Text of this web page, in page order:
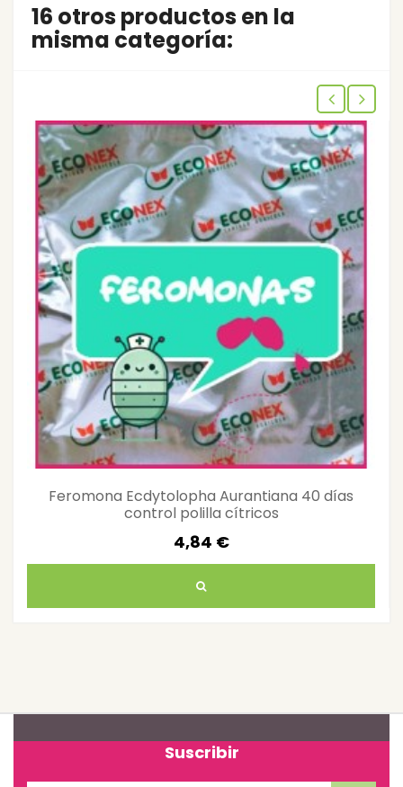
16 otros productos en la
misma categoría:
Feromona Ecdytolopha Aurantiana 40 días
control polilla cítricos
4,84 €
Suscribir